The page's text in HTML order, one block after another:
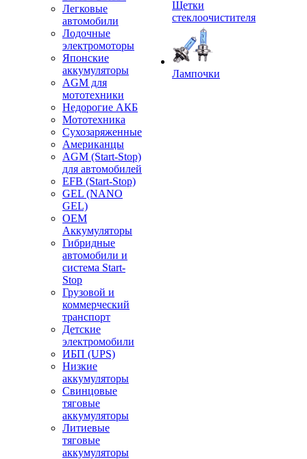
Легковые
автомобили
Лодочные
электромоторы
Японские
аккумуляторы
AGM для
мототехники
Недорогие АКБ
Мототехника
Сухозаряженные
Американцы
AGM (Start-Stop)
для автомобилей
EFB (Start-Stop)
GEL (NANO
GEL)
OEM
Аккумуляторы
Гибридные
автомобили и
система Start-
Stop
Грузовой и
коммерческий
транспорт
Детские
электромобили
ИБП (UPS)
Низкие
аккумуляторы
Свинцовые
тяговые
аккумуляторы
Литиевые
тяговые
аккумуляторы
Щетки
стеклоочистителя
Лампочки